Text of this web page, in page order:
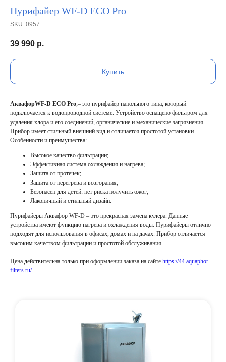
Пурифайер WF-D ECO Pro
SKU: 0957
39 990 р.
Купить
АквафорWF-D ECO Pro;– это пурифайер напольного типа, который
подключается к водопроводной системе. Устройство оснащено фильтром для
удаления хлора и его соединений, органические и механические загрязнения.
Прибор имеет стильный внешний вид и отличается простотой установки.
Особенности и преимущества:
Высокое качество фильтрации;
Эффективная система охлаждения и нагрева;
Защита от протечек;
Защита от перегрева и возгорания;
Безопасен для детей: нет риска получить ожог;
Лаконичный и стильный дизайн.
Пурифайеры Аквафор WF-D – это прекрасная замена кулера. Данные
устройства имеют функцию нагрева и охлаждения воды. Пурифайеры отлично
подходят для использования в офисах, домах и на дачах. Прибор отличается
высоким качеством фильтрации и простотой обслуживания.
Цена действительна только при оформлении заказа на сайте https://44.aquaphor-
filters.ru/